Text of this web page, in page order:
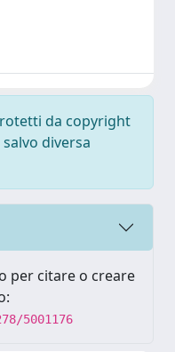
da copyright
diversa
per citare o creare
5001176